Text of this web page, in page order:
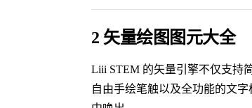
2 矢量绘图图元大全
Liii STEM 的矢量引擎不仅支持
自由手绘笔触以及全功能的文